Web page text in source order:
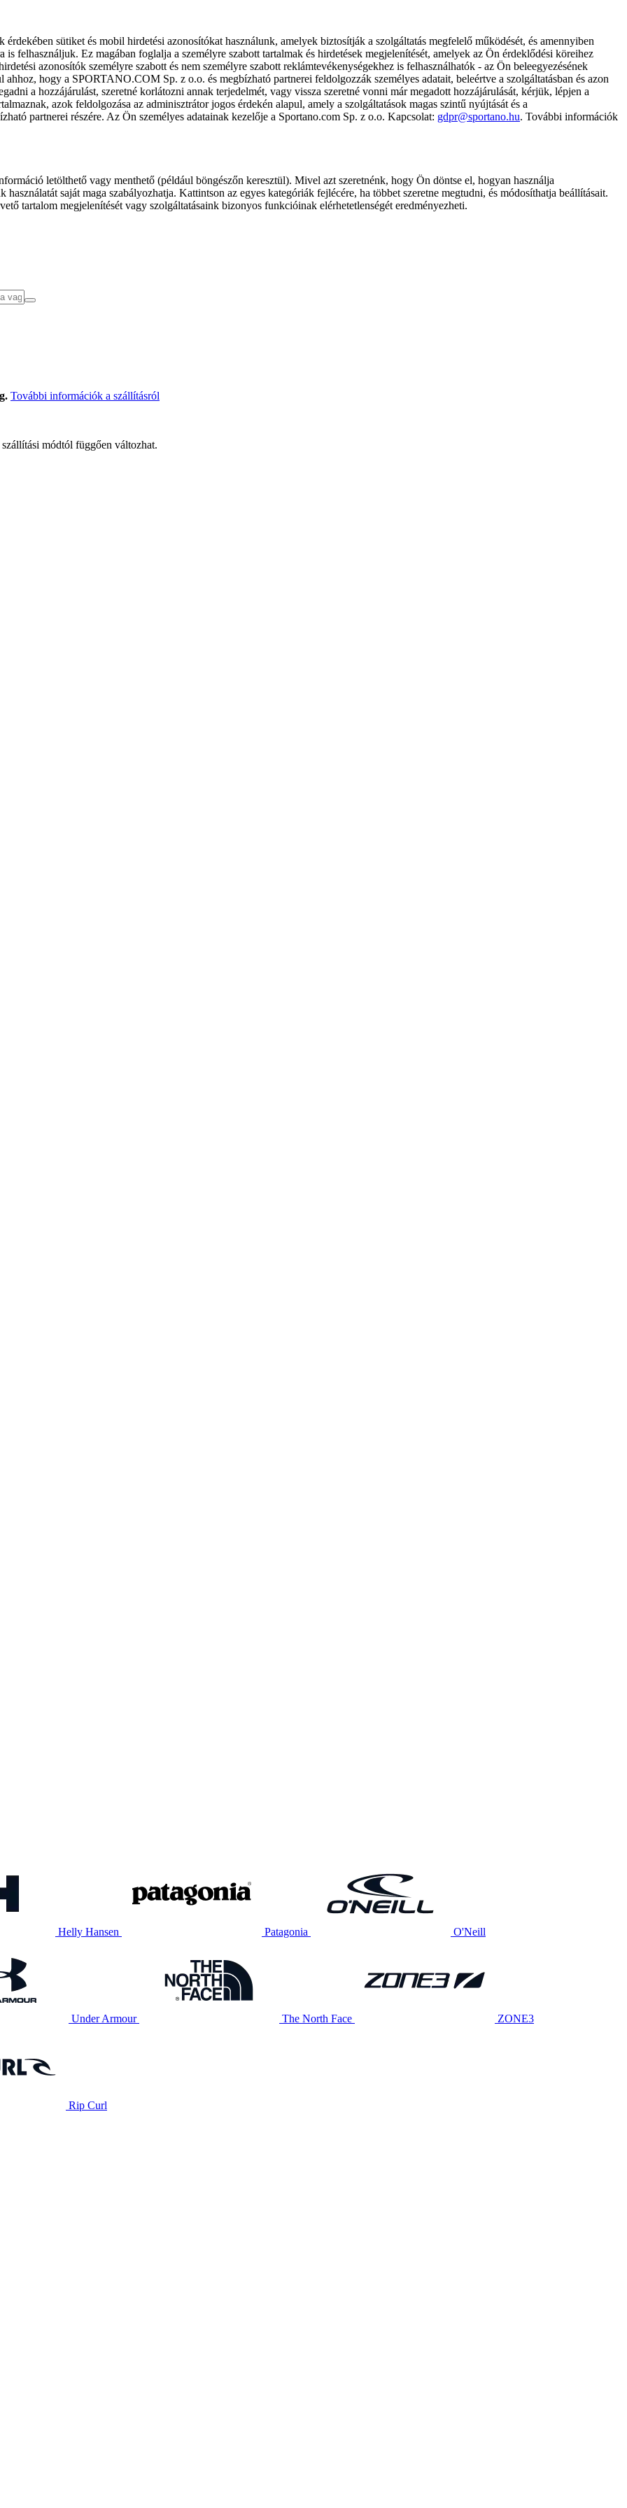
sütiket és mobil hirdetési azonosítókat használunk, amelyek biztosítják a szolgáltatás megfelelő működését, és amennyiben
is felhasználjuk. Ez magában foglalja a személyre szabott tartalmak és hirdetések megjelenítését, amelyek az Ön érdeklődési köreihez
azonosítók személyre szabott és nem személyre szabott reklámtevékenységekhez is felhasználhatók - az Ön beleegyezésének
hogy a SPORTANO.COM Sp. z o.o. és megbízható partnerei feldolgozzák személyes adatait, beleértve a szolgáltatásban és azon
a hozzájárulást, szeretné korlátozni annak terjedelmét, vagy vissza szeretné vonni már megadott hozzájárulását, kérjük, lépjen a
azok feldolgozása az adminisztrátor jogos érdekén alapul, amely a szolgáltatások magas szintű nyújtását és a
partnerei részére. Az Ön személyes adatainak kezelője a Sportano.com Sp. z o.o. Kapcsolat: gdpr@sportano.hu. További információk
letölthető vagy menthető (például böngészőn keresztül). Mivel azt szeretnénk, hogy Ön döntse el, hogyan használja
saját maga szabályozhatja. Kattintson az egyes kategóriák fejlécére, ha többet szeretne megtudni, és módosíthatja beállításait.
tartalom megjelenítését vagy szolgáltatásaink bizonyos funkcióinak elérhetetlenségét eredményezheti.
További információk a szállításról
módtól függően változhat.
Helly Hansen Patagonia O'Neill
Under Armour The North Face ZONE3
Rip Curl